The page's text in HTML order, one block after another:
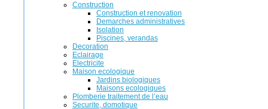
Construction
Construction et renovation
Demarches administratives
Isolation
Piscines, verandas
Decoration
Eclairage
Electricite
Maison ecologique
Jardins biologiques
Maisons ecologiques
Plomberie traitement de l’eau
Securite, domotique